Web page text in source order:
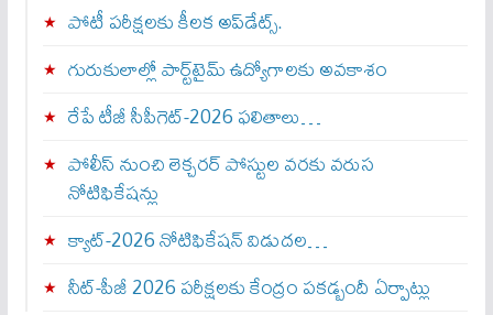
పోటీ పరీక్షలకు కీలక అప్‌డేట్స్.
గురుకులాల్లో పార్ట్‌టైమ్ ఉద్యోగాలకు అవకాశం
రేపే టీజీ సీపీగెట్‌-2026 ఫలితాలు…
పోలీస్ నుంచి లెక్చరర్ పోస్టుల వరకు వరుస
నోటిఫికేషన్లు
క్యాట్-2026 నోటిఫికేషన్ విడుదల…
నీట్-పీజీ 2026 పరీక్షలకు కేంద్రం పకడ్బందీ ఏర్పాట్లు